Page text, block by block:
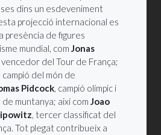
dins un esdeveniment
projecció internacional es
presència de figures
mundial, com Jonas
vencedor del Tour de França;
, campió del món de
Pidcock, campió olímpic i
muntanya; així com Joao
, tercer classificat del
Tot plegat contribueix a